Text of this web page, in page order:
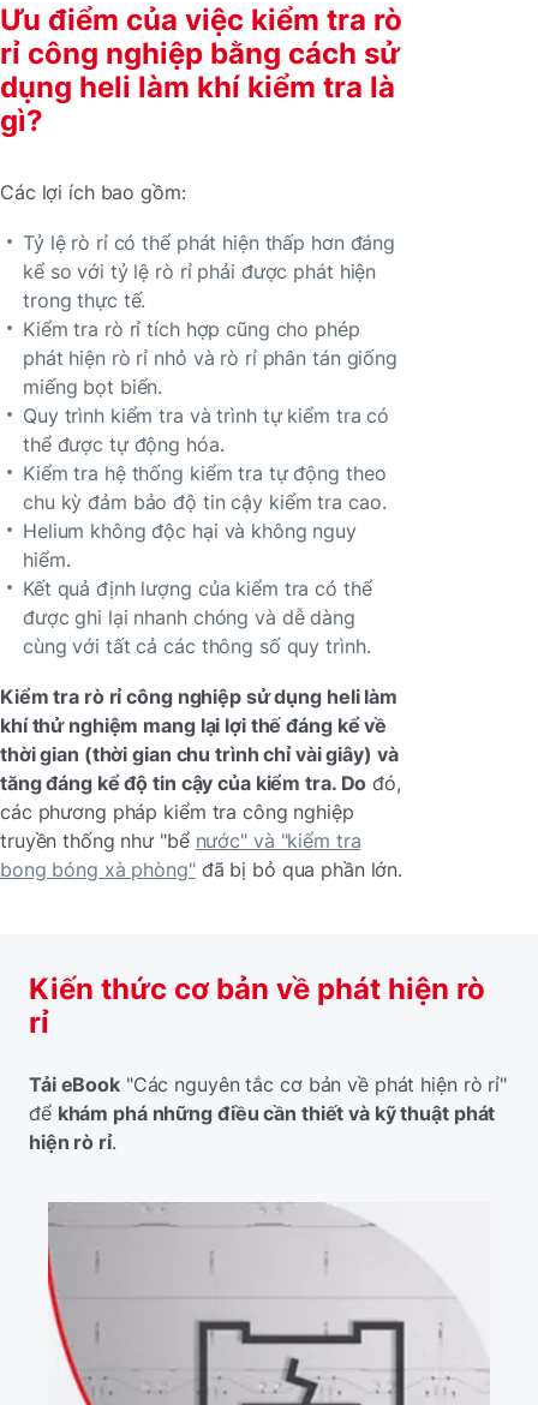
Ưu điểm của việc kiểm tra rò
rỉ công nghiệp bằng cách sử
dụng heli làm khí kiểm tra là
gì?
Các lợi ích bao gồm:
Tỷ lệ rò rỉ có thể phát hiện thấp hơn đáng
kể so với tỷ lệ rò rỉ phải được phát hiện
trong thực tế.
Kiểm tra rò rỉ tích hợp cũng cho phép
phát hiện rò rỉ nhỏ và rò rỉ phân tán giống
miếng bọt biển.
Quy trình kiểm tra và trình tự kiểm tra có
thể được tự động hóa.
Kiểm tra hệ thống kiểm tra tự động theo
chu kỳ đảm bảo độ tin cậy kiểm tra cao.
Helium không độc hại và không nguy
hiểm.
Kết quả định lượng của kiểm tra có thể
được ghi lại nhanh chóng và dễ dàng
cùng với tất cả các thông số quy trình.
Kiểm tra rò rỉ công nghiệp sử dụng heli làm
khí thử nghiệm mang lại lợi thế đáng kể về
thời gian (thời gian chu trình chỉ vài giây) và
tăng đáng kể độ tin cậy của kiểm tra. Do đó,
các phương pháp kiểm tra công nghiệp
truyền thống như "bể nước" và "kiểm tra
bong bóng xà phòng"đã bị bỏ qua phần lớn.
Kiến thức cơ bản về phát hiện rò
rỉ
Tải eBook"Các nguyên tắc cơ bản về phát hiện rò rỉ"
để khám phá những điều cần thiết và kỹ thuật phát
hiện rò rỉ.